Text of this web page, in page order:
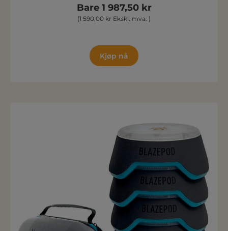
Bare 1 987,50 kr
(1 590,00 kr Ekskl. mva. )
Kjøp nå